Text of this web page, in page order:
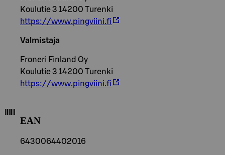
Koulutie 3 14200 Turenki
https://www.pingviini.fi
Valmistaja
Froneri Finland Oy
Koulutie 3 14200 Turenki
https://www.pingviini.fi
EAN
6430064402016